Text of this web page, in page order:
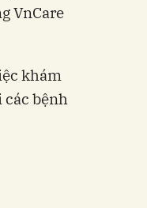
VnCare
khám
các bệnh